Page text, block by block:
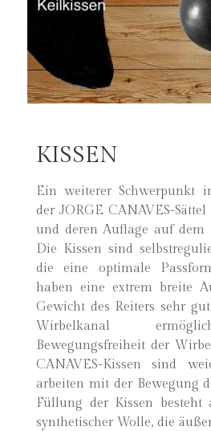
KISSEN
Ein weiterer Schwerpunkt
der JORGE CANAVES-
und deren Auflage auf dem
Die Kissen sind
die eine optimale
haben eine extrem breite
Gewicht des Reiters sehr
Wirbelkanal
Bewegungsfreiheit der
CANAVES-Kissen sind
arbeiten mit der Bewegung
Füllung der Kissen besteht
synthetischer Wolle, die